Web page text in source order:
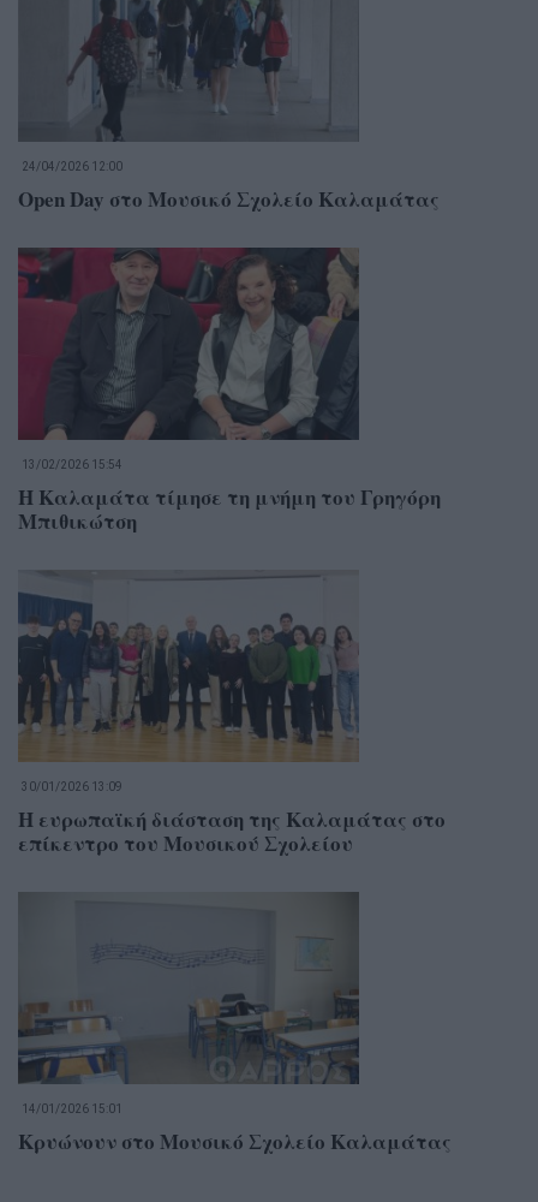
24/04/2026 12:00
Open Day στο Μουσικό Σχολείο Καλαμάτας
13/02/2026 15:54
Η Καλαμάτα τίμησε τη μνήμη του Γρηγόρη
Μπιθικώτση
30/01/2026 13:09
Η ευρωπαϊκή διάσταση της Καλαμάτας στο
επίκεντρο του Μουσικού Σχολείου
14/01/2026 15:01
Κρυώνουν στο Μουσικό Σχολείο Καλαμάτας